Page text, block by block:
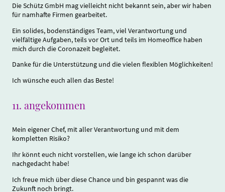
Die Schütz GmbH mag vielleicht nicht bekannt sein, aber wir haben
für namhafte Firmen gearbeitet.
Ein solides, bodenständiges Team, viel Verantwortung und
vielfältige Aufgaben, teils vor Ort und teils im Homeoffice haben
mich durch die Coronazeit begleitet.
Danke für die Unterstützung und die vielen flexiblen Möglichkeiten!
Ich wünsche euch allen das Beste!
11. angekommen
Mein eigener Chef, mit aller Verantwortung und mit dem
kompletten Risiko?
Ihr könnt euch nicht vorstellen, wie lange ich schon darüber
nachgedacht habe!
Ich freue mich über diese Chance und bin gespannt was die
Zukunft noch bringt.